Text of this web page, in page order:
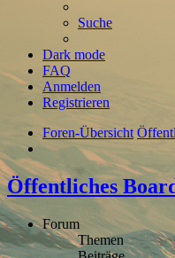
Suche
Dark mode
FAQ
Anmelden
Registrieren
Foren-Übersicht
Öffentliches
Forum
Themen